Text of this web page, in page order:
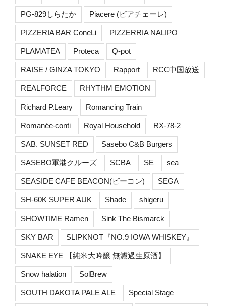
PG-829しらたか Piacere (ピアチェーレ)
PIZZERIA BAR ConeLi PIZZERRIA NALIPO
PLAMATEA Proteca Q-pot
RAISE / GINZA TOKYO Rapport RCC中国放送
REALFORCE RHYTHM EMOTION
Richard P.Leary Romancing Train
Romanée-conti Royal Household RX-78-2
SAB. SUNSET RED Sasebo C&B Burgers
SASEBO軍港クルーズ SCBA SE sea
SEASIDE CAFE BEACON(ビーコン) SEGA
SH-60K SUPER AUK Shade shigeru
SHOWTIME Ramen Sink The Bismarck
SKY BAR SLIPKNOT『NO.9 IOWA WHISKEY』
SNAKE EYE 【純米大吟醸 無濾過生原酒】
Snow halation SolBrew
SOUTH DAKOTA PALE ALE Special Stage